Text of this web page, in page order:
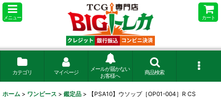
メニュー カート
カテゴリ マイページ
メールが届かない
お客様へ
商品検索
ホーム > ワンピース > 鑑定品 > 【PSA10】ウソップ［OP01-004］R CS